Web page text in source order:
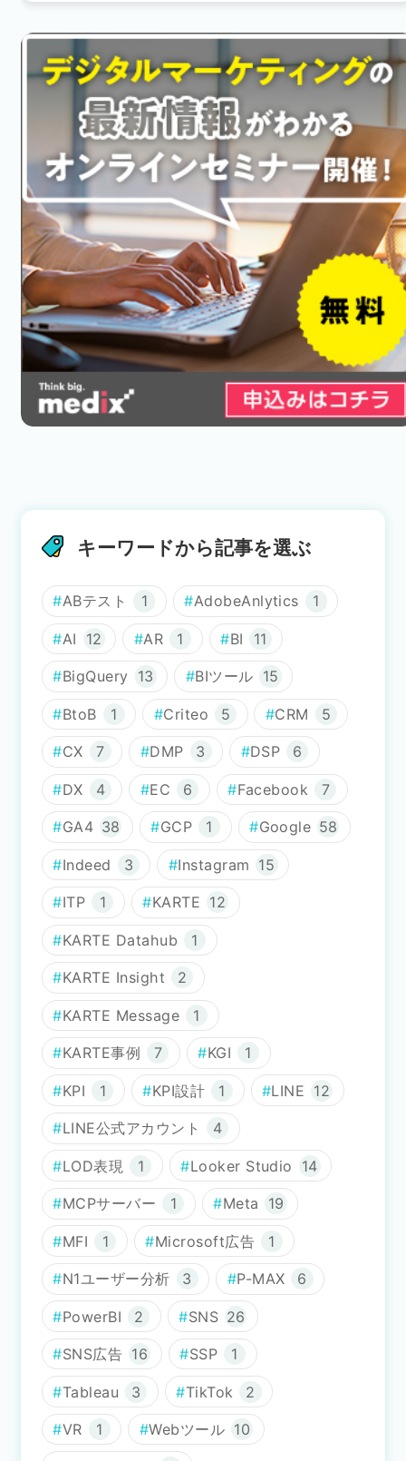
キーワードから記事を選ぶ
ABテスト 1 AdobeAnlytics 1
AI 12 AR 1 BI 11
BigQuery 13 BIツール 15
BtoB 1 Criteo 5 CRM 5
CX 7 DMP 3 DSP 6
DX 4 EC 6 Facebook 7
GA4 38 GCP 1 Google 58
Indeed 3 Instagram 15
ITP 1 KARTE 12
KARTE Datahub 1
KARTE Insight 2
KARTE Message 1
KARTE事例 7 KGI 1
KPI 1 KPI設計 1 LINE 12
LINE公式アカウント 4
LOD表現 1 Looker Studio 14
MCPサーバー 1 Meta 19
MFI 1 Microsoft広告 1
N1ユーザー分析 3 P-MAX 6
PowerBI 2 SNS 26
SNS広告 16 SSP 1
Tableau 3 TikTok 2
VR 1 Webツール 10